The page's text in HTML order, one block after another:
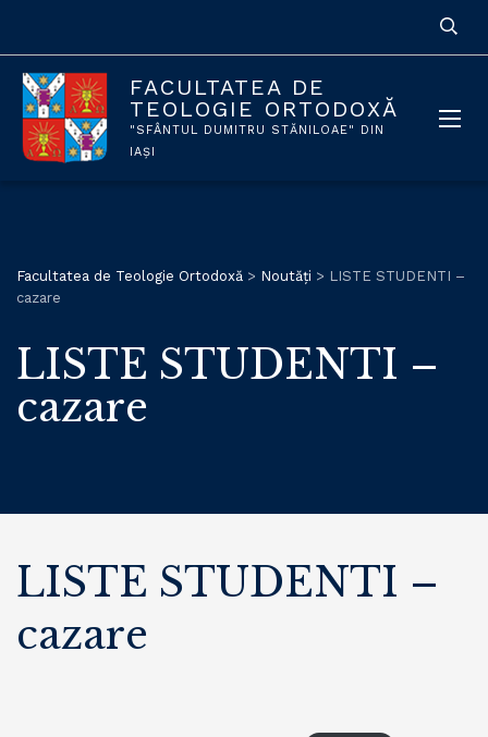
FACULTATEA DE
TEOLOGIE ORTODOXĂ
"SFÂNTUL DUMITRU STĂNILOAE" DIN
IAȘI
Facultatea de Teologie Ortodoxă > Noutăți > LISTE STUDENTI –
cazare
LISTE STUDENTI –
cazare
LISTE STUDENTI –
cazare